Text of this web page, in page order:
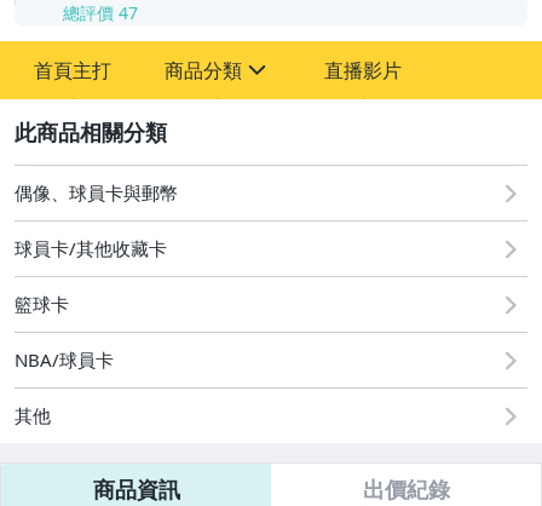
總評價 47
首頁主打 商品分類
偶像、球員卡與郵幣
直播影片
偶像、球員卡與郵幣
球員卡/其他收藏卡
籃球卡
NBA/球員卡
其他
商品資訊 出價紀錄